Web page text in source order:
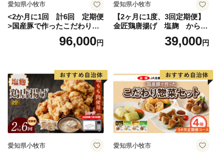
1. 利用目的
当町は、寄附金の受付や返礼品の発送、イベント情報の
必要な範囲でのみ、個人情報を利用します。
2. 管理体制
当町は、個人情報保護法および奥出雲町個人情報保護条
例に則り、個人情報の不正アクセス・漏えい・紛失等を
防止するための安全管理措置を講じます。
3. 第三者への提供
当町は、関係法令に基づく場合を除き、寄附者様の同意
愛知県小牧市
<2か月に1回 計6回 定期便
>国産豚で作ったこだわり惣
96,000円
愛知県小牧市
【2ヶ月に1度、3回定期便】
金匠鶏唐揚げ 塩麹 からあ
39,000円
愛知県小牧市 愛知県小牧市